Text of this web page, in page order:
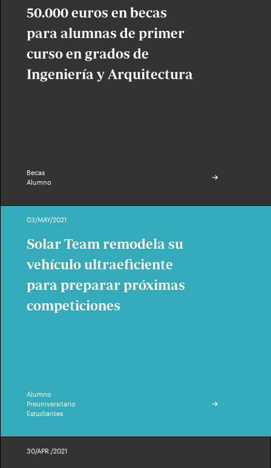
50.000 euros en becas
para alumnas de primer
curso en grados de
Ingeniería y Arquitectura
Becas
Alumno
03/MAY/2021
Solar Team remodela su
vehículo ultraeficiente
para preparar próximas
competiciones
Alumno
Preuniversitario
Estudiantes
30/APR./2021